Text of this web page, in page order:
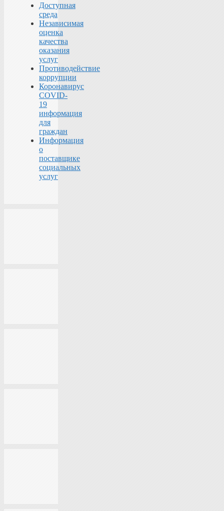
Доступная
среда
Независимая
оценка
качества
оказания
услуг
Противодействие
коррупции
Коронавирус
COVID-
19
информация
для
граждан
Информация
о
поставщике
социальных
услуг